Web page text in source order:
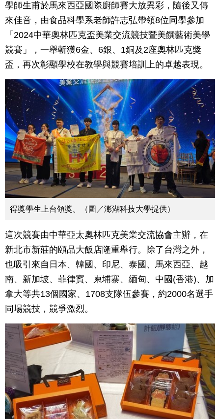
學師生甫於馬來西亞國際廚師賽大放異彩，隨後又傳
來佳音，由食品科學系老師許志弘帶領8位同學參加
「2024中華奧林匹克盃美業交流競技暨美饌藝術美學
競賽」，一舉斬獲6金、6銀、1銅及2座奧林匹克獎
盃，再次彰顯學校在教學與競賽培訓上的卓越表現。
得獎學生上台領獎。（圖／澎湖科技大學提供）
這次競賽由中華亞太奧林匹克美業交流協會主辦，在
新北市新莊的頤品大飯店隆重舉行。除了台灣之外，
也吸引來自日本、韓國、印尼、泰國、馬來西亞、越
南、新加坡、菲律賓、柬埔寨、緬甸、中國(香港)、加
拿大等共13個國家、1708支隊伍參賽，約2000名選手
同場競技，競爭激烈。